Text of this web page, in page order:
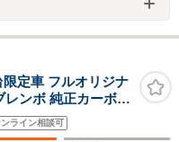
定車 フルオリジナ
ンボ 純正カーボン
ーディオ 純正HDD
ースポーツシート
ンライン相談可